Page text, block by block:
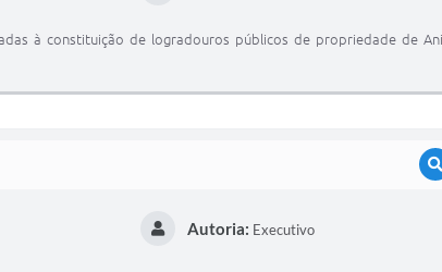
à constituição de logradouros públicos de propriedade de
Autoria: Executivo